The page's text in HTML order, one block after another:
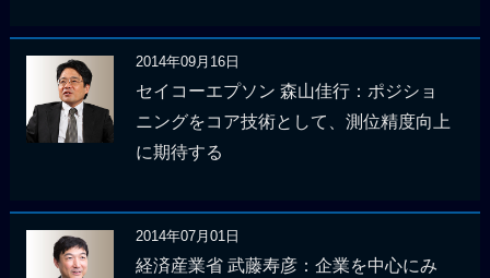
2014年09月16日
セイコーエプソン 森山佳行：ポジショ
ニングをコア技術として、測位精度向上
に期待する
2014年07月01日
経済産業省 武藤寿彦：企業を中心にみ